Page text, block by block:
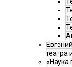
театра
«Наука